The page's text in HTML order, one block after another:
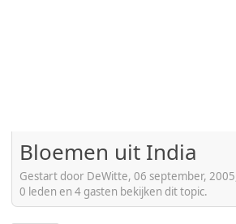
Bloemen uit India
Gestart door DeWitte, 06 september,
0 leden en 4 gasten bekijken dit topic.